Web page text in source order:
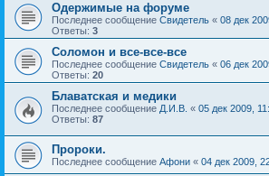
Одержимые на форуме
Последнее сообщение Свидетель « 08 дек
Ответы: 3
Соломон и все-все-все
Последнее сообщение Свидетель « 06 дек
Ответы: 20
Блаватская и медики
Последнее сообщение Д.И.В. « 05 дек 2009,
Ответы: 87
Пророки.
Последнее сообщение Афони « 04 дек 2009,